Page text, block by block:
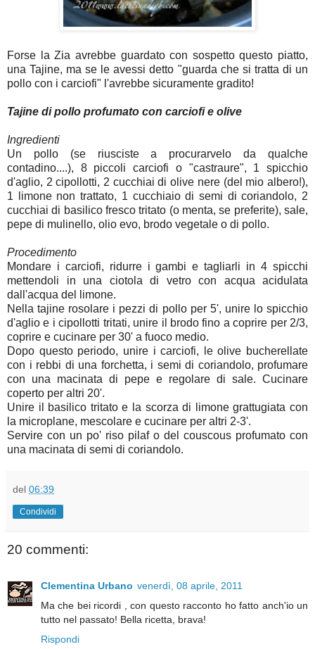
Forse la Zia avrebbe guardato con sospetto questo piatto,
una Tajine, ma se le avessi detto "guarda che si tratta di un
pollo con i carciofi" l'avrebbe sicuramente gradito!
Tajine di pollo profumato con carciofi e olive
Ingredienti
Un pollo (se riusciste a procurarvelo da qualche
contadino....), 8 piccoli carciofi o "castraure", 1 spicchio
d'aglio, 2 cipollotti, 2 cucchiai di olive nere (del mio albero!),
1 limone non trattato, 1 cucchiaio di semi di coriandolo, 2
cucchiai di basilico fresco tritato (o menta, se preferite), sale,
pepe di mulinello, olio evo, brodo vegetale o di pollo.
Procedimento
Mondare i carciofi, ridurre i gambi e tagliarli in 4 spicchi
mettendoli in una ciotola di vetro con acqua acidulata
dall'acqua del limone.
Nella tajine rosolare i pezzi di pollo per 5', unire lo spicchio
d'aglio e i cipollotti tritati, unire il brodo fino a coprire per 2/3,
coprire e cucinare per 30' a fuoco medio.
Dopo questo periodo, unire i carciofi, le olive bucherellate
con i rebbi di una forchetta, i semi di coriandolo, profumare
con una macinata di pepe e regolare di sale. Cucinare
coperto per altri 20'.
Unire il basilico tritato e la scorza di limone grattugiata con
la microplane, mescolare e cucinare per altri 2-3'.
Servire con un po' riso pilaf o del couscous profumato con
una macinata di semi di coriandolo.
del 06:39
Condividi
20 commenti:
Clementina Urbano venerdì, 08 aprile, 2011
Ma che bei ricordi , con questo racconto ho fatto anch'io un
tutto nel passato! Bella ricetta, brava!
Rispondi